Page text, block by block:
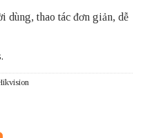
thao tác đơn giản, dễ